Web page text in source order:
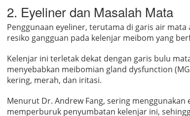
2. Eyeliner dan Masalah Mata
Penggunaan eyeliner, terutama di garis air mata
resiko gangguan pada kelenjar meibom yang
Kelenjar ini terletak dekat dengan garis bulu
menyebabkan meibomian gland dysfunction
kering, merah, dan iritasi.
Menurut Dr. Andrew Fang, sering
memperburuk penyumbatan kelenjar ini,